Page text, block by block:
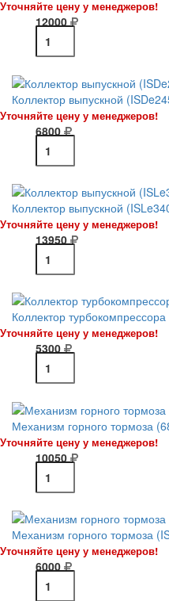
Уточняйте цену у менеджеров!
12000
Коллектор выпускной
Уточняйте цену у менеджеров!
6800
Коллектор выпускной
Уточняйте цену у менеджеров!
13950
Коллектор
Уточняйте цену у менеджеров!
5300
Механизм горного тормоза
Уточняйте цену у менеджеров!
10050
Механизм горного тормоза
Уточняйте цену у менеджеров!
6000